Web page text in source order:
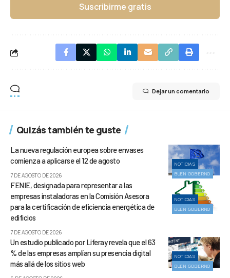
Suscribirme gratis
Dejar un comentario
Quizás también te guste
NOTICIAS
BUEN GOBIERNO
La nueva regulación europea sobre envases
comienza a aplicarse el 12 de agosto
7 DE AGOSTO DE 2026
NOTICIAS
BUEN GOBIERNO
FENIE, designada para representar a las
empresas instaladoras en la Comisión Asesora
para la certificación de eficiencia energética de
edificios
7 DE AGOSTO DE 2026
NOTICIAS
BUEN GOBIERNO
Un estudio publicado por Liferay revela que el 63
% de las empresas amplían su presencia digital
más allá de los sitios web